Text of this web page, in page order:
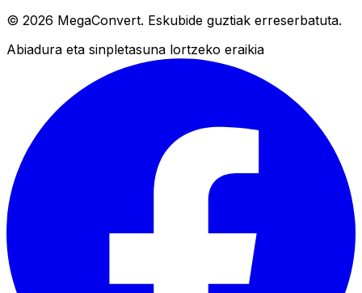
© 2026 MegaConvert. Eskubide guztiak erreserbatuta.
Abiadura eta sinpletasuna lortzeko eraikia